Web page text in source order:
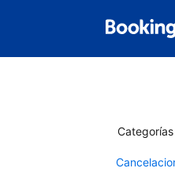
Categorías